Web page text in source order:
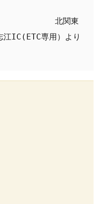
東
IC(ETC専用）より